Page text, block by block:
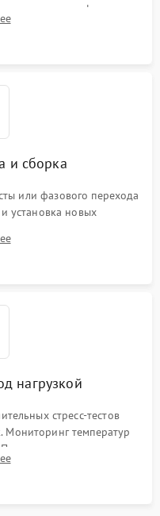
замена графического
Прошивка BIOS
и сборка
или фазового перехода
установка новых
на память и цепи
подключение и
нагрузкой
стресс-тестов
температур
на отсутствие
драйвера и зависаний.